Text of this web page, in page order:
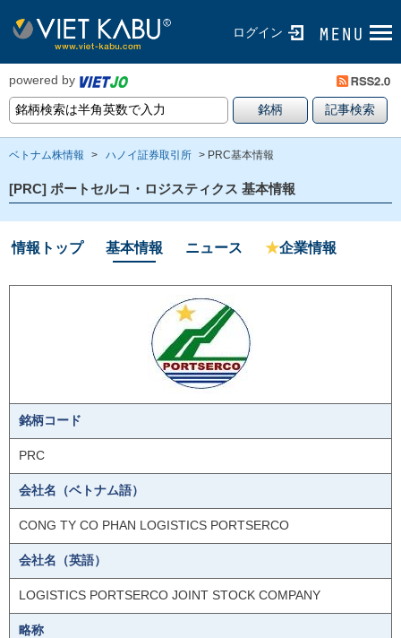
ログイン
powered by
ベトナム株情報 > ハノイ証券取引所 > PRC基本情報
[PRC] ポートセルコ・ロジスティクス 基本情報
情報トップ 基本情報 ニュース ★企業情報
銘柄コード
PRC
会社名（ベトナム語）
CONG TY CO PHAN LOGISTICS PORTSERCO
会社名（英語）
LOGISTICS PORTSERCO JOINT STOCK COMPANY
略称